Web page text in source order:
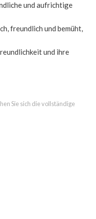
und aufrichtige
freundlich und bemüht,
und ihre
Sie sich die vollständige